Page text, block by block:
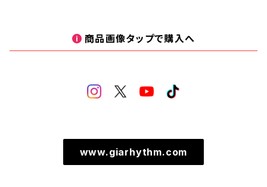
商品画像タップで購入へ
www.giarhythm.com